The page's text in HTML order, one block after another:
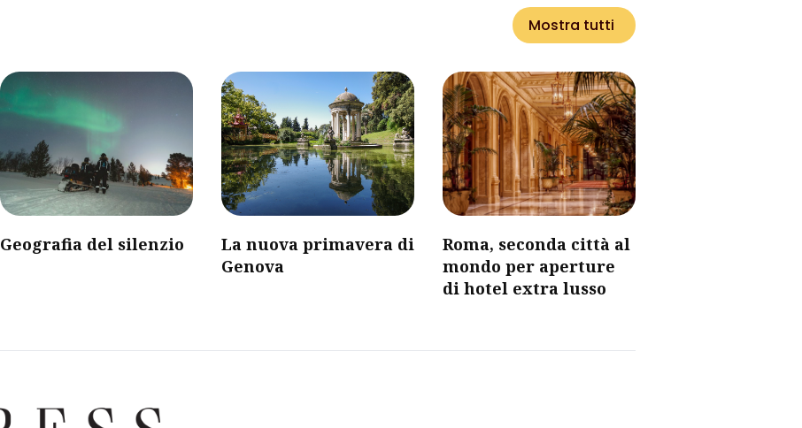
Mostra tutti
Geografia del silenzio
La nuova primavera di
Genova
Roma, seconda città al
mondo per aperture
di hotel extra lusso